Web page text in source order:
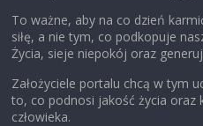
To ważne, aby na co dzień
siłę, a nie tym, co podkopuje
Życia, sieje niepokój oraz
Założyciele portalu chcą w tym
to, co podnosi jakość życia oraz
człowieka.